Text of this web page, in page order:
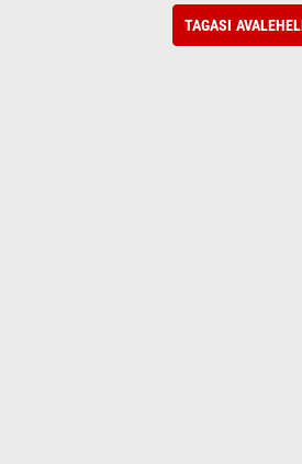
TAGASI